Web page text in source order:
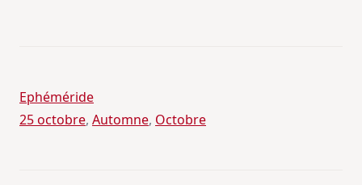
Ephéméride
25 octobre, Automne, Octobre